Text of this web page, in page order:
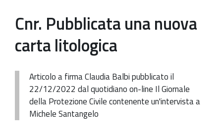
Media
Our Location
Cnr. Pubblicata una nuova
carta litologica
Articolo a firma Claudia Balbi pubblicato il
22/12/2022 dal quotidiano on-line Il Giornale
della Protezione Civile contenente un'intervista a
Michele Santangelo